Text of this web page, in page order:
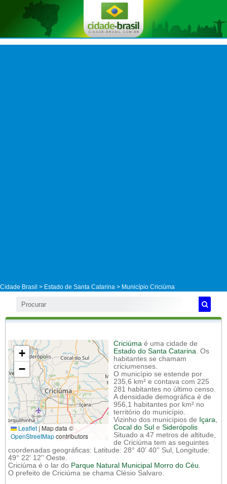
Cidade Brasil > Estado de Santa Catarina > Município Criciúma
+
−
Leaflet | Map data ©
OpenStreetMapcontributors
Criciúma é uma cidade de
Estado do Santa Catarina. Os
habitantes se chamam
criciumenses.
O município se estende por
235,6 km² e contava com 225
281 habitantes no último censo.
A densidade demográfica é de
956,1 habitantes por km² no
território do município.
Vizinho dos municípios de Içara,
Cocal do Sul e Siderópolis
Situado a 47 metros de altitude,
de Criciúma tem as seguintes
coordenadas geográficas: Latitude: 28° 40' 40'' Sul, Longitude:
49° 22' 12'' Oeste.
Criciúma é o lar do Parque Natural Municipal Morro do Céu.
O prefeito de Criciúma se chama Clésio Salvaro.